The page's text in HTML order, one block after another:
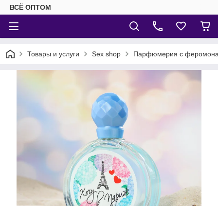
ВСЁ ОПТОМ
Товары и услуги Sex shop Парфюмерия с